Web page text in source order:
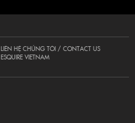
LIÊN HỆ CHÚNG TÔI / CONTACT US
ESQUIRE VIETNAM